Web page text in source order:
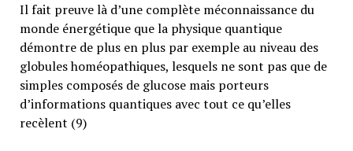
Il fait preuve là d’une complète méconnaissance du
monde énergétique que la physique quantique
démontre de plus en plus par exemple au niveau des
globules homéopathiques, lesquels ne sont pas que de
simples composés de glucose mais porteurs
d’informations quantiques avec tout ce qu’elles
recèlent (9)